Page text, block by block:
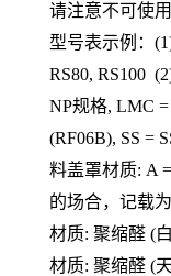
请注意不可使
型号表示例：
RS80, RS100
NP规格, LMC
(RF06B), SS =
料盖罩材质: A
的场合，记载
材质: 聚缩醛 (
材质: 聚缩醛 (